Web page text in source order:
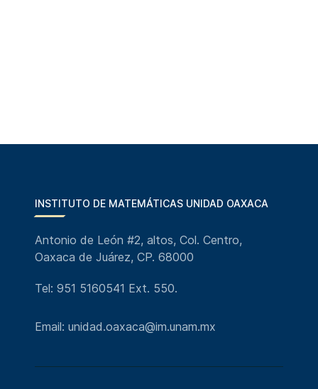
INSTITUTO DE MATEMÁTICAS UNIDAD OAXACA
Antonio de León #2, altos, Col. Centro,
Oaxaca de Juárez, CP. 68000
Tel: 951 5160541 Ext. 550.
Email: unidad.oaxaca@im.unam.mx